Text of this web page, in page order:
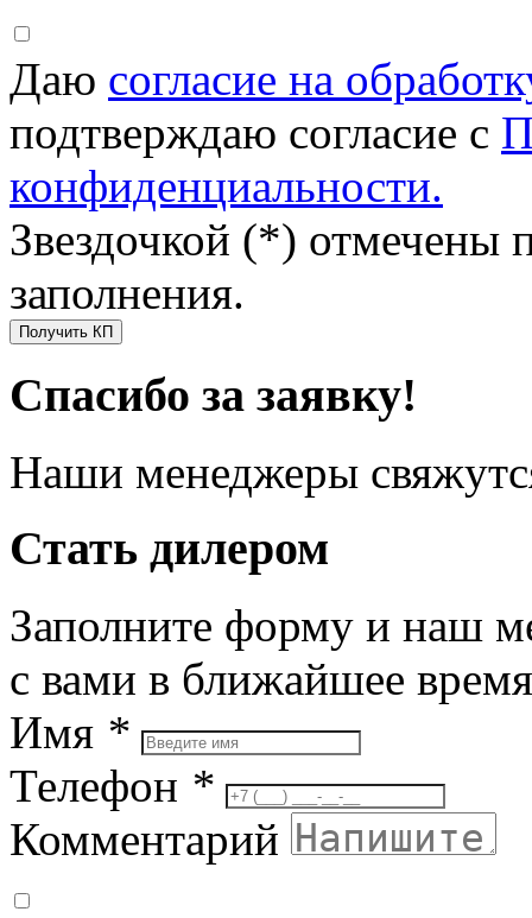
Даю согласие на
подтверждаю согласие с
конфиденциальности.
Звездочкой (*) отмечены
заполнения.
Получить КП
Спасибо за заявку!
Наши менеджеры
Стать дилером
Заполните форму и наш
с вами в ближайшее время
Имя *
Телефон *
Комментарий